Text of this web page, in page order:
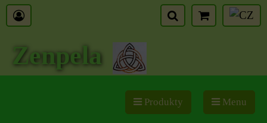
Zenpela
Produkty Menu